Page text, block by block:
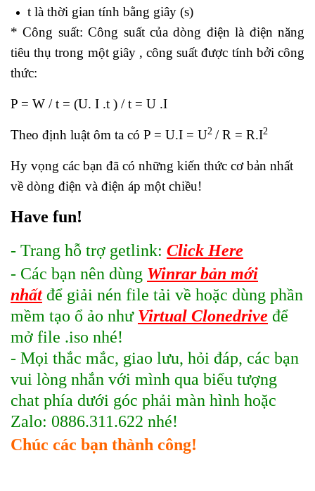
t là thời gian tính bằng giây (s)
* Công suất:Công suất của dòng điện là điện năng
tiêu thụ trong một giây , công suất được tính bởi công
thức:
P = W / t = (U. I .t ) / t = U .I
Theo định luật ôm ta có P = U.I = U2 / R = R.I2
Hy vọng các bạn đã có những kiến thức cơ bản nhất
về dòng điện và điện áp một chiều!
Have fun!
- Trang hỗ trợ getlink: Click Here
- Các bạn nên dùng Winrar bản mới
nhấtđể giải nén file tải về hoặc dùng phần
mềm tạo ổ ảo như Virtual Clonedrive để
mở file .iso nhé!
- Mọi thắc mắc, giao lưu, hỏi đáp, các bạn
vui lòng nhắn với mình qua biểu tượng
chat phía dưới góc phải màn hình hoặc
Zalo: 0886.311.622 nhé!
Chúc các bạn thành công!